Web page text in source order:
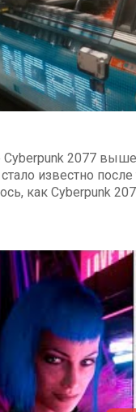
2077
известно
как Cyberpunk